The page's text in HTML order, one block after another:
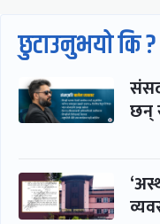
छुटाउनुभयो कि ?
छन्